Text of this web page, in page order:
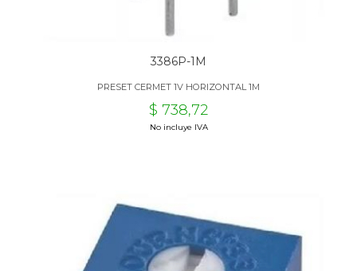
3386P-1M
PRESET CERMET 1V HORIZONTAL 1M
$ 738,72
No incluye IVA